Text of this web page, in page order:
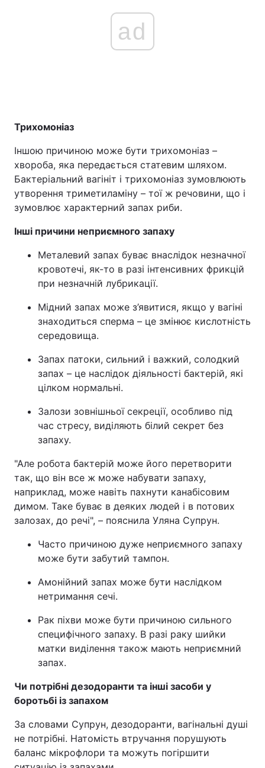
ad
Трихомоніаз
Іншою причиною може бути трихомоніаз –
хвороба, яка передається статевим шляхом.
Бактеріальний вагініт і трихомоніаз зумовлюють
утворення триметиламіну – тої ж речовини, що і
зумовлює характерний запах риби.
Інші причини неприємного запаху
Металевий запах буває внаслідок незначної
кровотечі, як-то в разі інтенсивних фрикцій
при незначній лубрикації.
Мідний запах може з’явитися, якщо у вагіні
знаходиться сперма – це змінює кислотність
середовища.
Запах патоки, сильний і важкий, солодкий
запах – це наслідок діяльності бактерій, які
цілком нормальні.
Залози зовнішньої секреції, особливо під
час стресу, виділяють білий секрет без
запаху.
"Але робота бактерій може його перетворити
так, що він все ж може набувати запаху,
наприклад, може навіть пахнути канабісовим
димом. Таке буває в деяких людей і в потових
залозах, до речі", – пояснила Уляна Супрун.
Часто причиною дуже неприємного запаху
може бути забутий тампон.
Амонійний запах може бути наслідком
нетримання сечі.
Рак піхви може бути причиною сильного
специфічного запаху. В разі раку шийки
матки виділення також мають неприємний
запах.
Чи потрібні дезодоранти та інші засоби у
боротьбі із запахом
За словами Супрун, дезодоранти, вагінальні душі
не потрібні. Натомість втручання порушують
баланс мікрофлори та можуть погіршити